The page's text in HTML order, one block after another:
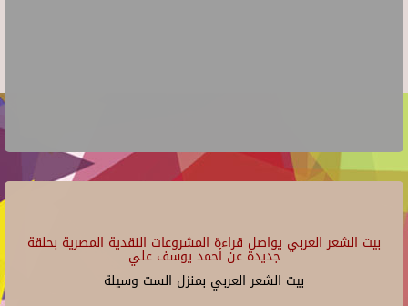
بيت الشعر العربي يواصل قراءة المشروعات النقدية المصرية بحلقة
جديدة عن أحمد يوسف علي
بيت الشعر العربي بمنزل الست وسيلة